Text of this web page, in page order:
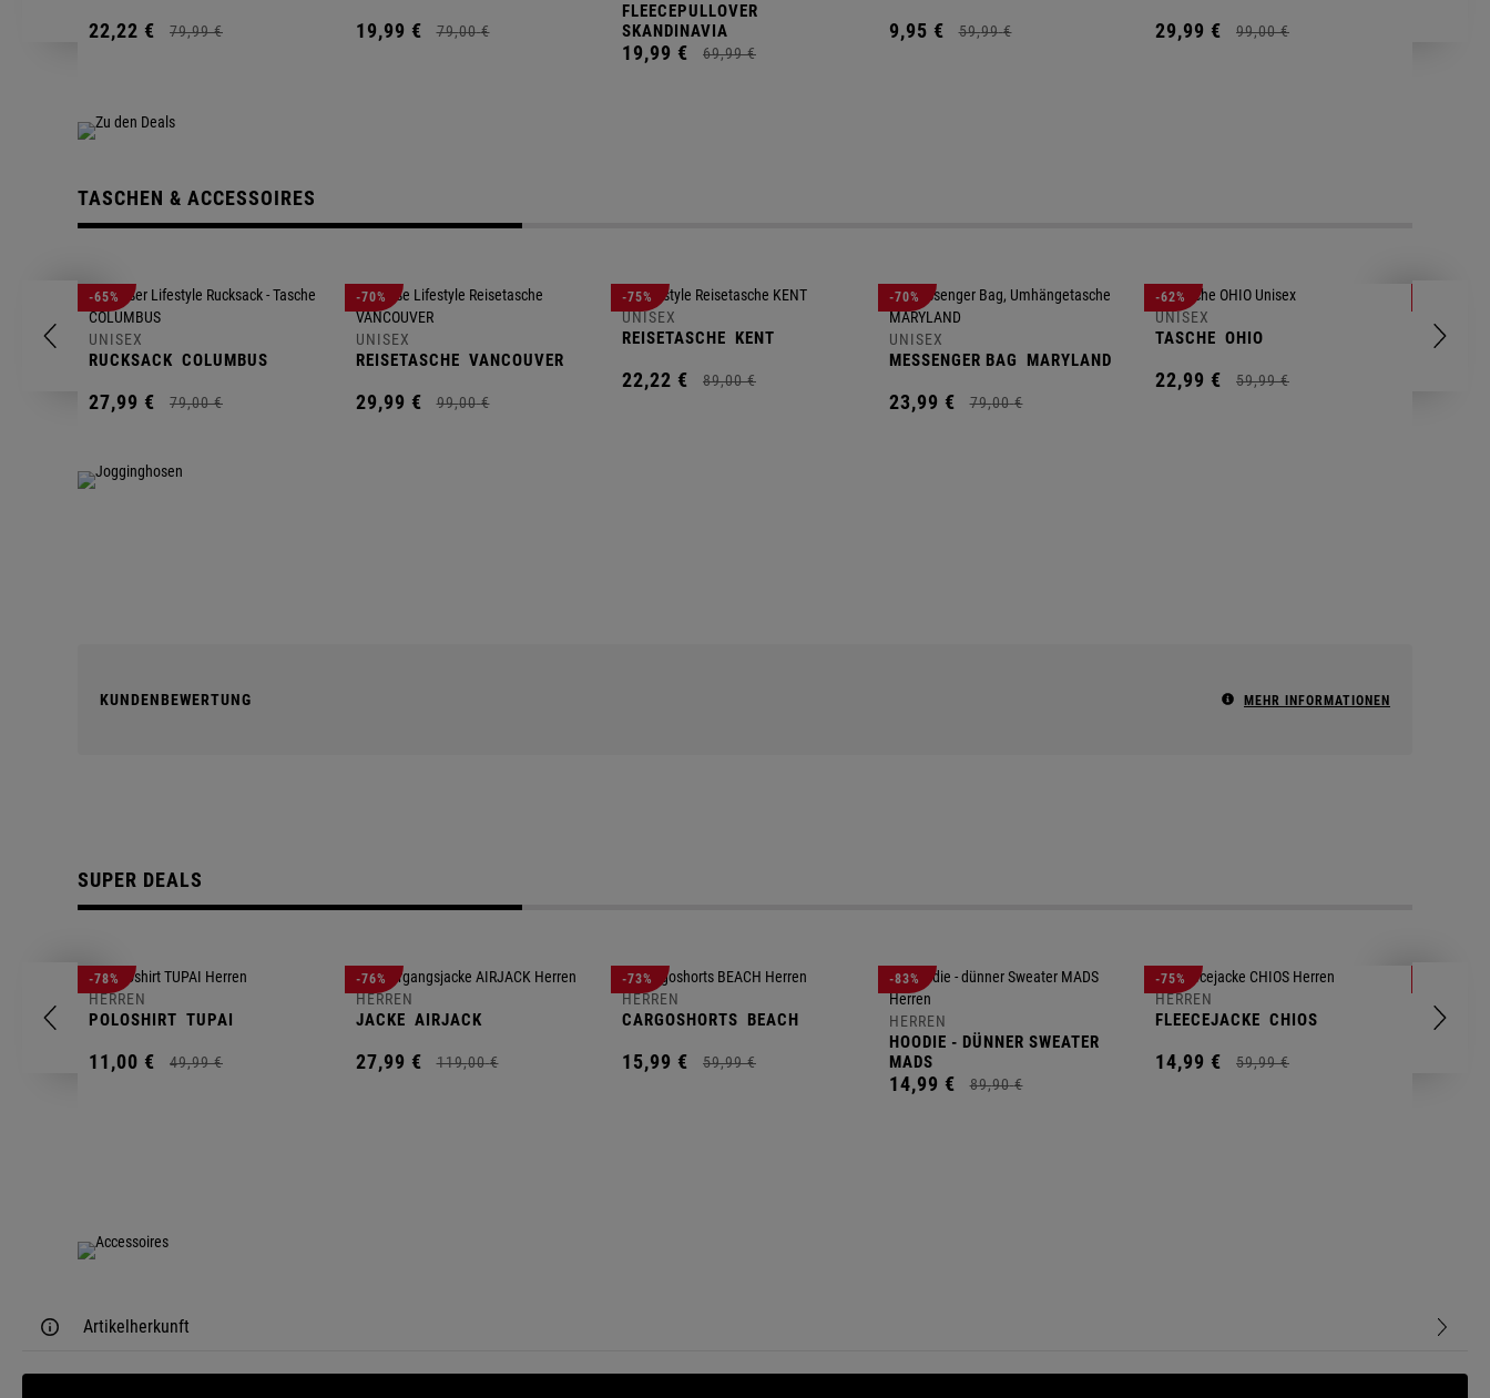
22,22 € 79,99 € 19,99 € 79,00 €
FLEECEPULLOVER
SKANDINAVIA
19,99 € 69,99 €
9,95 € 59,99 € 29,99 € 99,00 €
TASCHEN & ACCESSOIRES
-65%
UNISEX
RUCKSACK COLUMBUS
27,99 € 79,00 €
-70%
UNISEX
REISETASCHE VANCOUVER
29,99 € 99,00 €
-75%
UNISEX
REISETASCHE KENT
22,22 € 89,00 €
-70%
UNISEX
MESSENGER BAG MARYLAND
23,99 € 79,00 €
-62%
UNISEX
TASCHE OHIO
22,99 € 59,99 €
KUNDENBEWERTUNG MEHR INFORMATIONEN
SUPER DEALS
-78%
HERREN
POLOSHIRT TUPAI
11,00 € 49,99 €
-76%
HERREN
JACKE AIRJACK
27,99 € 119,00 €
-73%
HERREN
CARGOSHORTS BEACH
15,99 € 59,99 €
-83%
HERREN
HOODIE - DÜNNER SWEATER
MADS
14,99 € 89,90 €
-75%
HERREN
FLEECEJACKE CHIOS
14,99 € 59,99 €
HERREN
Artikelherkunft